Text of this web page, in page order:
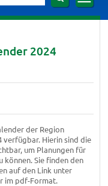
2024
der Region
verfügbar. Hierin sind die
um Planungen für
Sie finden den
auf den Link unter
im pdf-Format.